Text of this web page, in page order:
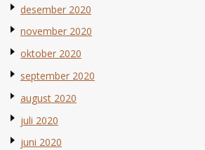
desember 2020
november 2020
oktober 2020
september 2020
august 2020
juli 2020
juni 2020